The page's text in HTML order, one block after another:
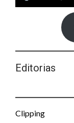
Editorias
Clipping